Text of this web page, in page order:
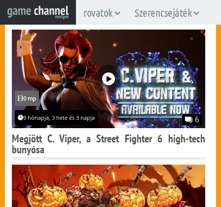
rovatok Szerencsejáték
0 mp
9 hónapja, 3 hete és 3 napja 6
Megjött C. Viper, a Street Fighter 6 high-tech
bunyósa